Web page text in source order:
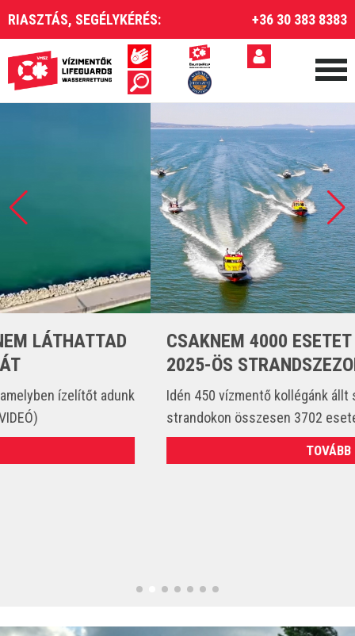
RIASZTÁS, SEGÉLYKÉRÉS: +36 30 383 8383
CSAKNEM 4000 ESETET LÁTTUNK EL A
2025-ÖS STRANDSZEZONBAN
Idén 450 vízmentő kollégánk állt szolgálatba és csak a
strandokon összesen 3702 esetet látott el. (VIDEÓ)